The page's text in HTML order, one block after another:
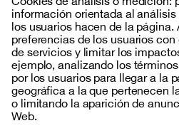
información orientada al
los usuarios hacen de la
preferencias de los usuarios
de servicios y limitar los
ejemplo, analizando los
por los usuarios para llegar a la
geográfica a la que pertenecen
o limitando la aparición de
Web.